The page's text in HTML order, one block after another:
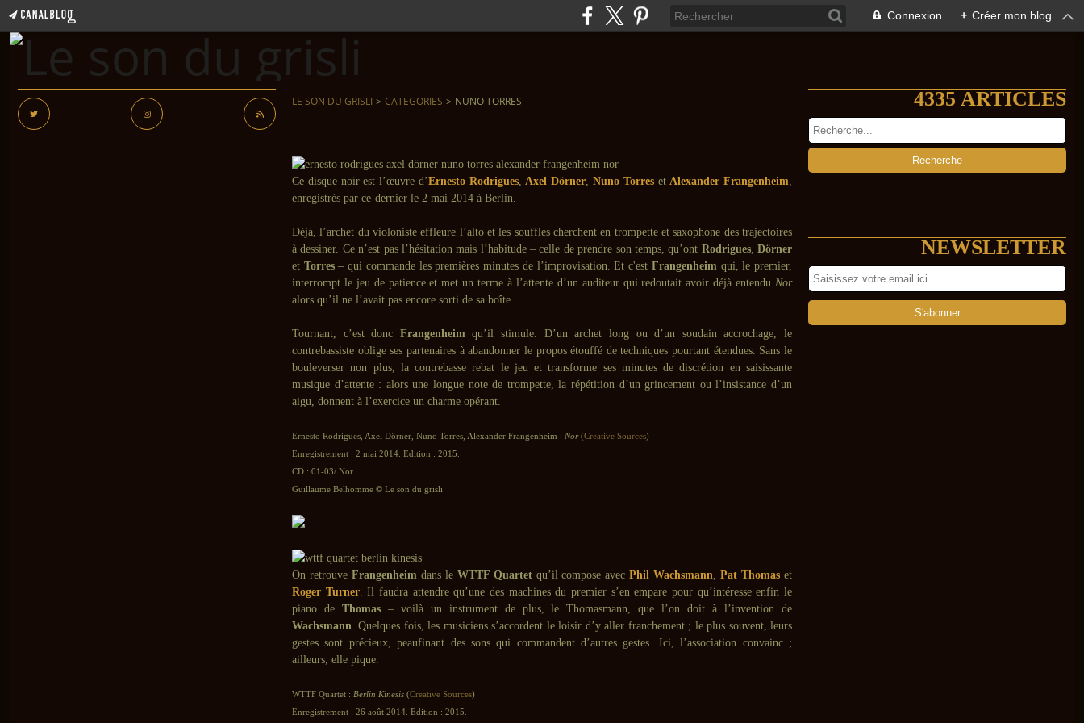
Connexion + Créer mon blog
LE SON DU GRISLI > CATEGORIES > NUNO TORRES
Ce disque noir est l’œuvre d’Ernesto Rodrigues,Axel Dörner, Nuno TorresetAlexander Frangenheim,
enregistrés par ce-dernier le 2 mai 2014 à Berlin.
Déjà, l’archet du violoniste effleure l’alto et les souffles cherchent en trompette et saxophone des trajectoires
à dessiner. Ce n’est pas l’hésitation mais l’habitude – celle de prendre son temps, qu’ont Rodrigues, Dörner
et Torres– qui commande les premières minutes de l’improvisation. Et c'est Frangenheimqui, le premier,
interrompt le jeu de patience et met un terme à l’attente d’un auditeur qui redoutait avoir déjà entendu Nor
alors qu’il ne l’avait pas encore sorti de sa boîte.
Tournant, c’est donc Frangenheimqu’il stimule. D’un archet long ou d’un soudain accrochage, le
contrebassiste oblige ses partenaires à abandonner le propos étouffé de techniques pourtant étendues. Sans le
bouleverser non plus, la contrebasse rebat le jeu et transforme ses minutes de discrétion en saisissante
musique d’attente : alors une longue note de trompette, la répétition d’un grincement ou l’insistance d’un
aigu, donnent à l’exercice un charme opérant.
Ernesto Rodrigues, Axel Dörner, Nuno Torres, Alexander Frangenheim : Nor(Creative Sources)
Enregistrement : 2 mai 2014. Edition : 2015.
CD : 01-03/ Nor
Guillaume Belhomme © Le son du grisli
On retrouve Frangenheimdans le WTTF Quartetqu’il compose avecPhil Wachsmann,Pat Thomas et
Roger Turner. Il faudra attendre qu’une des machines du premier s’en empare pour qu’intéresse enfin le
piano de Thomas– voilà un instrument de plus, le Thomasmann, que l’on doit à l’invention de
Wachsmann. Quelques fois, les musiciens s’accordent le loisir d’y aller franchement ; le plus souvent, leurs
gestes sont précieux, peaufinant des sons qui commandent d’autres gestes. Ici, l’association convainc ;
ailleurs, elle pique.
WTTF Quartet : Berlin Kinesis (Creative Sources)
Enregistrement : 26 août 2014. Edition : 2015.
4335 ARTICLES
NEWSLETTER